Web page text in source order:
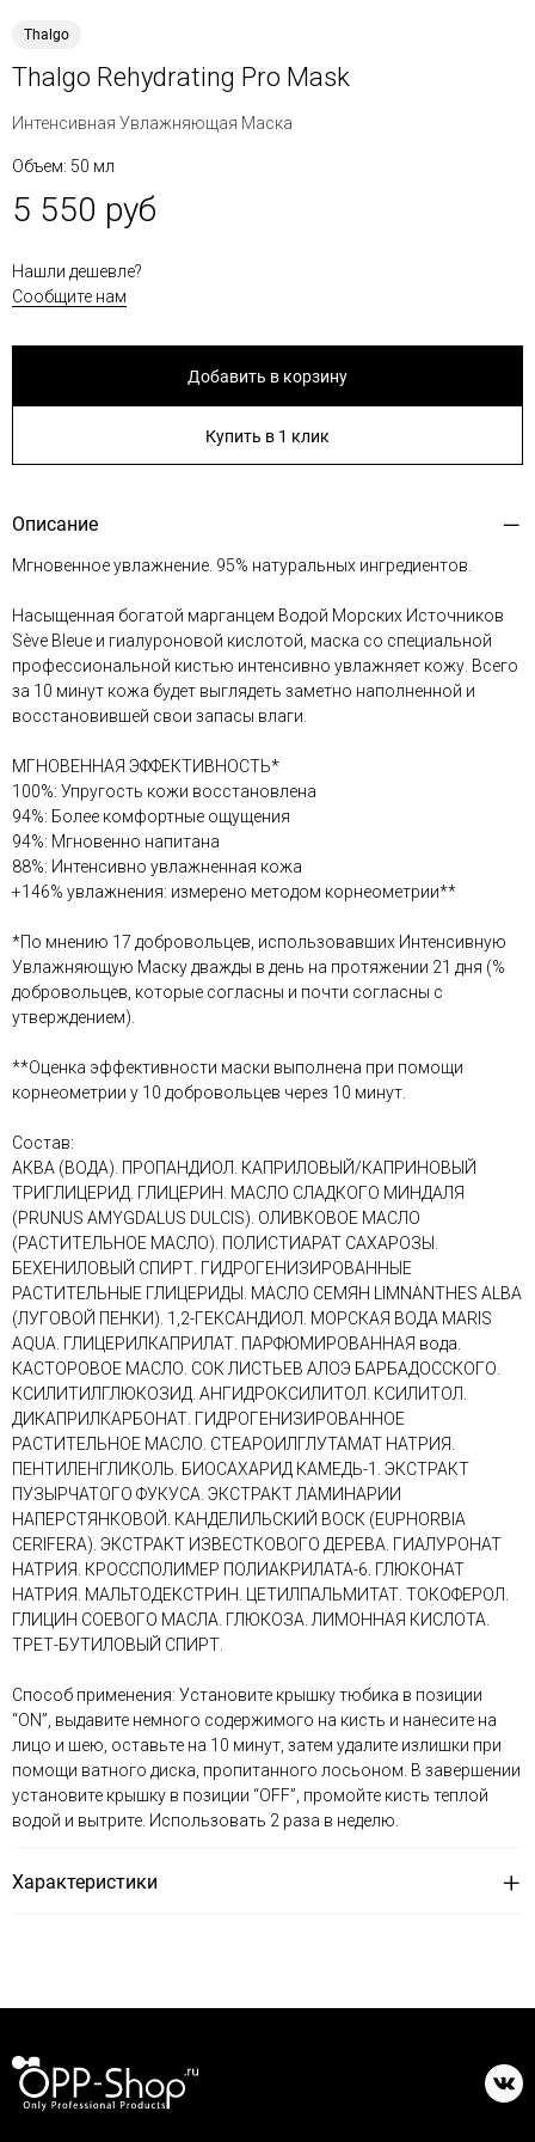
Thalgo
Thalgo Rehydrating Pro Mask
Интенсивная Увлажняющая Маска
Объем: 50 мл
5 550 руб
Нашли дешевле?
Сообщите нам
Добавить в корзину
Купить в 1 клик
Описание
Мгновенное увлажнение. 95% натуральных ингредиентов.
Насыщенная богатой марганцем Водой Морских Источников
Sève Bleue и гиалуроновой кислотой, маска со специальной
профессиональной кистью интенсивно увлажняет кожу. Всего
за 10 минут кожа будет выглядеть заметно наполненной и
восстановившей свои запасы влаги.
МГНОВЕННАЯ ЭФФЕКТИВНОСТЬ*
100%: Упругость кожи восстановлена
94%: Более комфортные ощущения
94%: Мгновенно напитана
88%: Интенсивно увлажненная кожа
+146% увлажнения: измерено методом корнеометрии**
*По мнению 17 добровольцев, использовавших Интенсивную
Увлажняющую Маску дважды в день на протяжении 21 дня (%
добровольцев, которые согласны и почти согласны с
утверждением).
**Оценка эффективности маски выполнена при помощи
корнеометрии у 10 добровольцев через 10 минут.
Состав:
АКВА (ВОДА). ПРОПАНДИОЛ. КАПРИЛОВЫЙ/КАПРИНОВЫЙ
ТРИГЛИЦЕРИД. ГЛИЦЕРИН. МАСЛО СЛАДКОГО МИНДАЛЯ
(PRUNUS AMYGDALUS DULCIS). ОЛИВКОВОЕ МАСЛО
(РАСТИТЕЛЬНОЕ МАСЛО). ПОЛИСТИАРАТ САХАРОЗЫ.
БЕХЕНИЛОВЫЙ СПИРТ. ГИДРОГЕНИЗИРОВАННЫЕ
РАСТИТЕЛЬНЫЕ ГЛИЦЕРИДЫ. МАСЛО СЕМЯН LIMNANTHES ALBA
(ЛУГОВОЙ ПЕНКИ). 1,2-ГЕКСАНДИОЛ. МОРСКАЯ ВОДА MARIS
AQUA. ГЛИЦЕРИЛКАПРИЛАТ. ПАРФЮМИРОВАННАЯ вода.
КАСТОРОВОЕ МАСЛО. СОК ЛИСТЬЕВ АЛОЭ БАРБАДОССКОГО.
КСИЛИТИЛГЛЮКОЗИД. АНГИДРОКСИЛИТОЛ. КСИЛИТОЛ.
ДИКАПРИЛКАРБОНАТ. ГИДРОГЕНИЗИРОВАННОЕ
РАСТИТЕЛЬНОЕ МАСЛО. СТЕАРОИЛГЛУТАМАТ НАТРИЯ.
ПЕНТИЛЕНГЛИКОЛЬ. БИОСАХАРИД КАМЕДЬ-1. ЭКСТРАКТ
ПУЗЫРЧАТОГО ФУКУСА. ЭКСТРАКТ ЛАМИНАРИИ
НАПЕРСТЯНКОВОЙ. КАНДЕЛИЛЬСКИЙ ВОСК (EUPHORBIA
CERIFERA). ЭКСТРАКТ ИЗВЕСТКОВОГО ДЕРЕВА. ГИАЛУРОНАТ
НАТРИЯ. КРОССПОЛИМЕР ПОЛИАКРИЛАТА-6. ГЛЮКОНАТ
НАТРИЯ. МАЛЬТОДЕКСТРИН. ЦЕТИЛПАЛЬМИТАТ. ТОКОФЕРОЛ.
ГЛИЦИН СОЕВОГО МАСЛА. ГЛЮКОЗА. ЛИМОННАЯ КИСЛОТА.
ТРЕТ-БУТИЛОВЫЙ СПИРТ.
Cпособ применения: Установите крышку тюбика в позиции
“ON”, выдавите немного содержимого на кисть и нанесите на
лицо и шею, оставьте на 10 минут, затем удалите излишки при
помощи ватного диска, пропитанного лосьоном. В завершении
установите крышку в позиции “OFF”, промойте кисть теплой
водой и вытрите. Использовать 2 раза в неделю.
Характеристики